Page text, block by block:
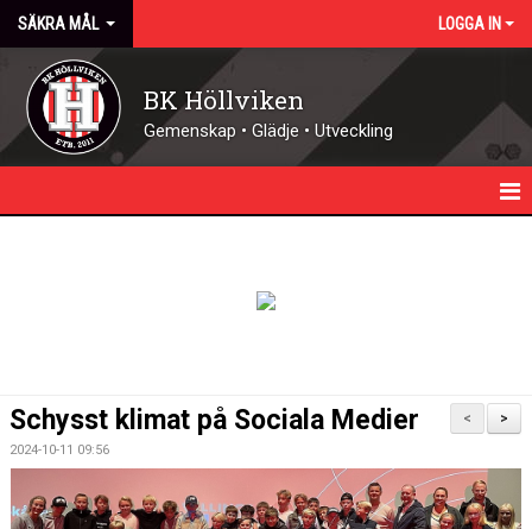
SÄKRA MÅL LOGGA IN
BK Höllviken
Gemenskap • Glädje • Utveckling
KONTAKT
>
<
Schysst klimat på Sociala Medier
2024-10-11 09:56